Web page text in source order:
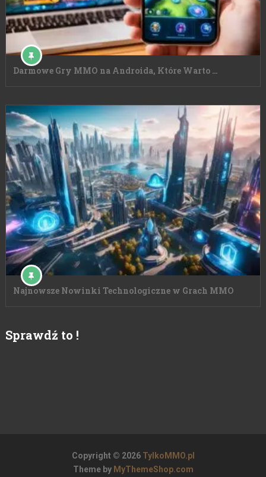
Darmowe Gry MMO na Androida, Które Warto …
Najnowsze Nowinki Technologiczne w Grach MMO
Sprawdź to !
Copyright © 2026 TylkoMMO.pl
Theme by MyThemeShop.com